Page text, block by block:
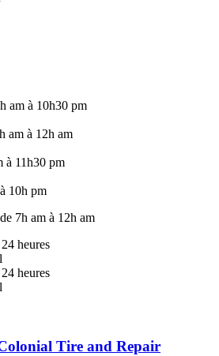
am à 10h30 pm
am à 12h am
à 11h30 pm
10h pm
7h am à 12h am
heures
heures
Tire and Repair